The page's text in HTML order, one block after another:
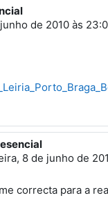
de 2010 às
8 de junho de
correcta para a